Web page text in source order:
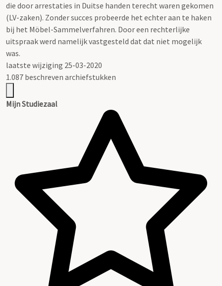
die door arrestaties in Duitse handen terecht waren gekomen
(LV-zaken). Zonder succes probeerde het echter aan te haken
bij het Möbel-Sammelverfahren. Door een rechterlijke
uitspraak werd namelijk vastgesteld dat dat niet mogelijk
was.
laatste wijziging 25-03-2020
1.087 beschreven archiefstukken
Mijn Studiezaal